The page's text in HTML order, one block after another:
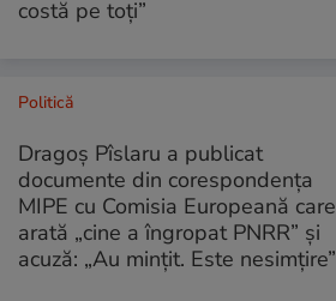
costă pe toți”
Politică
Dragoș Pîslaru a publicat
documente din corespondența
MIPE cu Comisia Europeană care
arată „cine a îngropat PNRR” și
acuză: „Au mințit. Este nesimțire”